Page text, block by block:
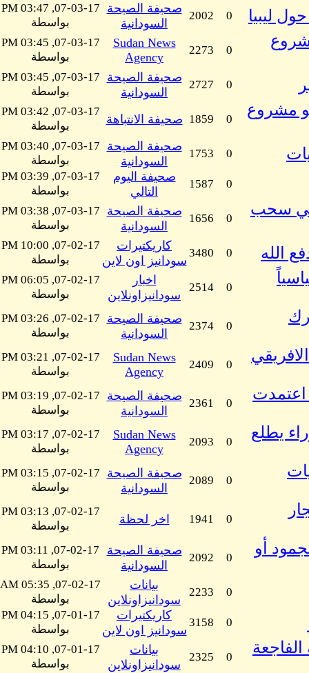
ليبيا 0
2002
صحيفة الصيحة
السودانية
07-03-17, 03:47 PM
بواسطة
0
2273
Sudan News
Agency
07-03-17, 03:45 PM
بواسطة
0
2727
صحيفة الصيحة
السودانية
07-03-17, 03:45 PM
بواسطة
مشروع
0
1859 صحيفة الانتباهة
07-03-17, 03:42 PM
بواسطة
0
1753
صحيفة الصيحة
السودانية
07-03-17, 03:40 PM
بواسطة
0
1587
صحيفة اليوم
التالي
07-03-17, 03:39 PM
بواسطة
في سحب
0
1656
صحيفة الصيحة
السودانية
07-03-17, 03:38 PM
بواسطة
0
3480
كاريكتيرات
سودانيز اون لاين
07-02-17, 10:00 PM
بواسطة
0
2514
اخبار
سودانيزاونلاين
07-02-17, 06:05 PM
بواسطة
0
2374
صحيفة الصيحة
السودانية
07-02-17, 03:26 PM
بواسطة
0
2409
Sudan News
Agency
07-02-17, 03:21 PM
بواسطة
اعتمدت
0
2361
صحيفة الصيحة
السودانية
07-02-17, 03:19 PM
بواسطة
يطلع
0
2093
Sudan News
Agency
07-02-17, 03:17 PM
بواسطة
0
2089
صحيفة الصيحة
السودانية
07-02-17, 03:15 PM
بواسطة
0
1941 اخر لحظة
07-02-17, 03:13 PM
بواسطة
أو
0
2092
صحيفة الصيحة
السودانية
07-02-17, 03:11 PM
بواسطة
0
2233
بيانات
سودانيزاونلاين
07-02-17, 05:35 AM
بواسطة
0
3158
كاريكتيرات
سودانيز اون لاين
07-01-17, 04:15 PM
بواسطة
0
2325
بيانات
سودانيزاونلاين
07-01-17, 04:10 PM
بواسطة